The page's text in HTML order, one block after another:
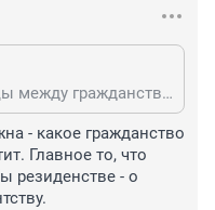
Гость, Вы не видите разницы между гражданством и налоговым резидентством? Сначала изучите эти категории😀
- какое гражданство
Главное то, что
резиденстве - о